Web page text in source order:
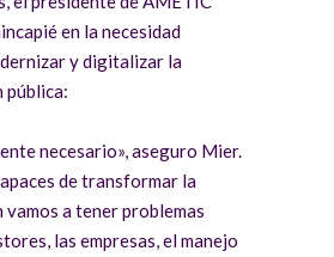
en la necesidad
y digitalizar la
pública:
necesario», aseguro Mier.
de transformar la
a tener problemas
las empresas, el manejo